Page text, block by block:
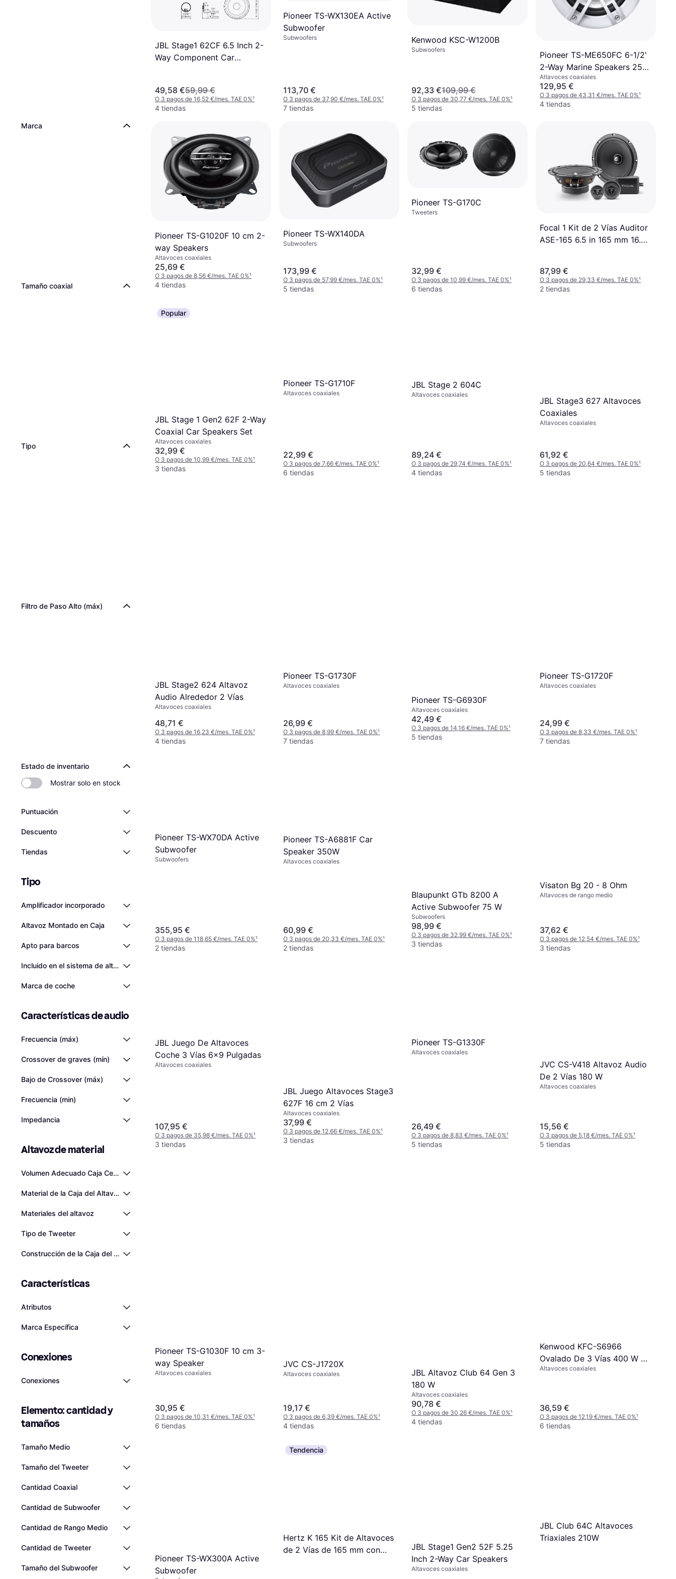
Marca
Tamaño coaxial
Tipo
Filtro de Paso Alto (máx)
Estado de inventario
Mostrar solo en stock
Puntuación
Descuento
Tiendas
Tipo
Amplificador incorporado
Altavoz Montado en Caja
Apto para barcos
Incluido en el sistema de altavoces
Marca de coche
Características de audio
Frecuencia (máx)
Crossover de graves (mín)
Bajo de Crossover (máx)
Frecuencia (min)
Impedancia
Altavoz de material
Volumen Adecuado Caja Cerrada Máximo (VAS)
Material de la Caja del Altavoz
Materiales del altavoz
Tipo de Tweeter
Construcción de la Caja del Altavoz
Características
Atributos
Marca Específica
Conexiones
Conexiones
Elemento: cantidad y
tamaños
Tamaño Medio
Tamaño del Tweeter
Cantidad Coaxial
Cantidad de Subwoofer
Cantidad de Rango Medio
Cantidad de Tweeter
Tamaño del Subwoofer
JBL Stage1 62CF 6.5 Inch 2-
Way Component Car
49,58 €59,99 €
O 3 pagos de 16,52 €/mes. TAE 0%¹
4 tiendas
Pioneer TS-WX130EA Active
Subwoofer
Subwoofers
113,70 €
O 3 pagos de 37,90 €/mes. TAE 0%¹
7 tiendas
Kenwood KSC-W1200B
Subwoofers
92,33 €109,99 €
O 3 pagos de 30,77 €/mes. TAE 0%¹
5 tiendas
Pioneer TS-ME650FC 6-1/2'
2-Way Marine Speakers 250
Watts
Altavoces coaxiales
129,95 €
O 3 pagos de 43,31 €/mes. TAE 0%¹
4 tiendas
Pioneer TS-G1020F 10 cm 2-
way Speakers
Altavoces coaxiales
25,69 €
O 3 pagos de 8,56 €/mes. TAE 0%¹
4 tiendas
Pioneer TS-WX140DA
Subwoofers
173,99 €
O 3 pagos de 57,99 €/mes. TAE 0%¹
5 tiendas
Pioneer TS-G170C
Tweeters
32,99 €
O 3 pagos de 10,99 €/mes. TAE 0%¹
6 tiendas
Focal 1 Kit de 2 Vías Auditor
ASE-165 6.5 in 165 mm 16.5
Tweeters 2 Crossover 4 Ohm
Coche
87,99 €
O 3 pagos de 29,33 €/mes. TAE 0%¹
2 tiendas
Popular
JBL Stage 1 Gen2 62F 2-Way
Coaxial Car Speakers Set
Altavoces coaxiales
32,99 €
O 3 pagos de 10,99 €/mes. TAE 0%¹
3 tiendas
Pioneer TS-G1710F
Altavoces coaxiales
22,99 €
O 3 pagos de 7,66 €/mes. TAE 0%¹
6 tiendas
JBL Stage 2 604C
Altavoces coaxiales
89,24 €
O 3 pagos de 29,74 €/mes. TAE 0%¹
4 tiendas
JBL Stage3 627 Altavoces
Coaxiales
Altavoces coaxiales
61,92 €
O 3 pagos de 20,64 €/mes. TAE 0%¹
5 tiendas
JBL Stage2 624 Altavoz
Audio Alrededor 2 Vías
Altavoces coaxiales
48,71 €
O 3 pagos de 16,23 €/mes. TAE 0%¹
4 tiendas
Pioneer TS-G1730F
Altavoces coaxiales
26,99 €
O 3 pagos de 8,99 €/mes. TAE 0%¹
7 tiendas
Pioneer TS-G6930F
Altavoces coaxiales
42,49 €
O 3 pagos de 14,16 €/mes. TAE 0%¹
5 tiendas
Pioneer TS-G1720F
Altavoces coaxiales
24,99 €
O 3 pagos de 8,33 €/mes. TAE 0%¹
7 tiendas
Pioneer TS-WX70DA Active
Subwoofer
Subwoofers
355,95 €
O 3 pagos de 118,65 €/mes. TAE 0%¹
2 tiendas
Pioneer TS-A6881F Car
Speaker 350W
Altavoces coaxiales
60,99 €
O 3 pagos de 20,33 €/mes. TAE 0%¹
2 tiendas
Blaupunkt GTb 8200 A
Active Subwoofer 75 W
Subwoofers
98,99 €
O 3 pagos de 32,99 €/mes. TAE 0%¹
3 tiendas
Visaton Bg 20 - 8 Ohm
Altavoces de rango medio
37,62 €
O 3 pagos de 12,54 €/mes. TAE 0%¹
3 tiendas
JBL Juego De Altavoces
Coche 3 Vías 6x9 Pulgadas
Altavoces coaxiales
107,95 €
O 3 pagos de 35,98 €/mes. TAE 0%¹
3 tiendas
JBL Juego Altavoces Stage3
627F 16 cm 2 Vías
Altavoces coaxiales
37,99 €
O 3 pagos de 12,66 €/mes. TAE 0%¹
3 tiendas
Pioneer TS-G1330F
Altavoces coaxiales
26,49 €
O 3 pagos de 8,83 €/mes. TAE 0%¹
5 tiendas
JVC CS-V418 Altavoz Audio
De 2 Vías 180 W
Altavoces coaxiales
15,56 €
O 3 pagos de 5,18 €/mes. TAE 0%¹
5 tiendas
Pioneer TS-G1030F 10 cm 3-
way Speaker
Altavoces coaxiales
30,95 €
O 3 pagos de 10,31 €/mes. TAE 0%¹
6 tiendas
JVC CS-J1720X
Altavoces coaxiales
19,17 €
O 3 pagos de 6,39 €/mes. TAE 0%¹
4 tiendas
JBL Altavoz Club 64 Gen 3
180 W
Altavoces coaxiales
90,78 €
O 3 pagos de 30,26 €/mes. TAE 0%¹
4 tiendas
Kenwood KFC-S6966
Ovalado De 3 Vías 400 W 2
Pieza
Altavoces coaxiales
36,59 €
O 3 pagos de 12,19 €/mes. TAE 0%¹
6 tiendas
Pioneer TS-WX300A Active
Subwoofer
Tendencia
Hertz K 165 Kit de Altavoces
de 2 Vías de 165 mm con
JBL Stage1 Gen2 52F 5.25
Inch 2-Way Car Speakers
Altavoces coaxiales
JBL Club 64C Altavoces
Triaxiales 210W